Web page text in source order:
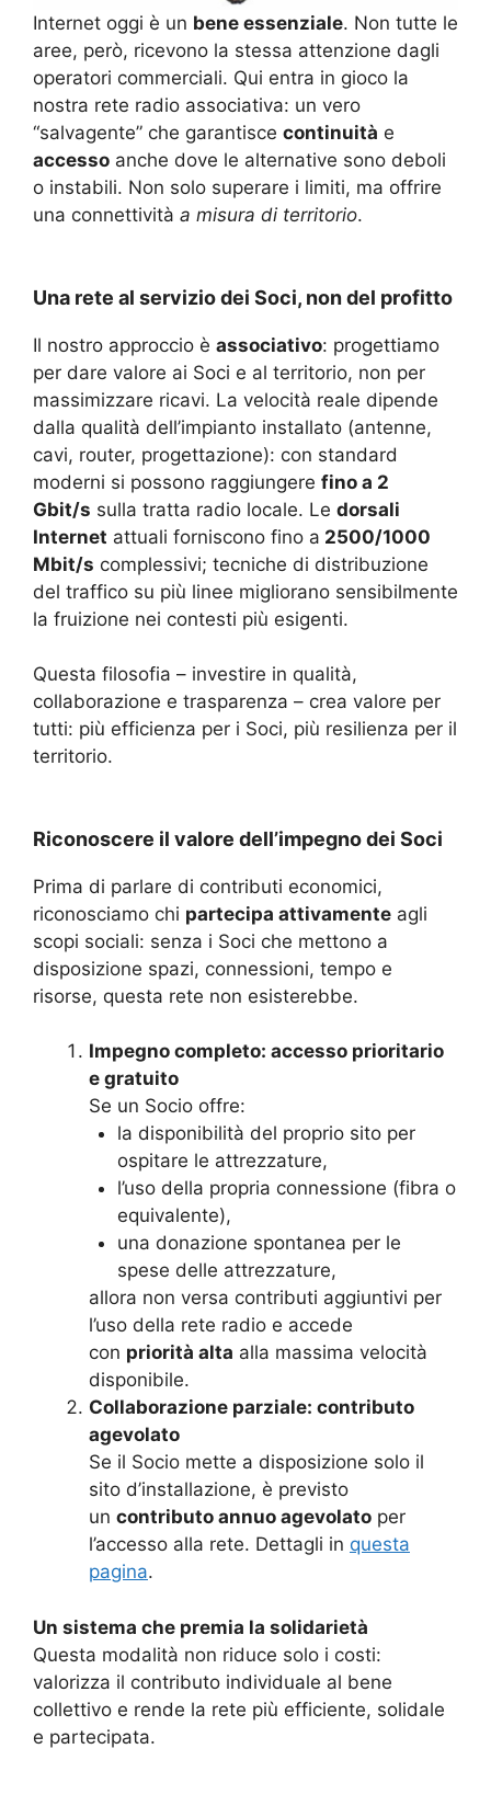
Internet oggi è un bene essenziale. Non tutte le
aree, però, ricevono la stessa attenzione dagli
operatori commerciali. Qui entra in gioco la
nostra rete radio associativa: un vero
“salvagente” che garantisce continuità e
accesso anche dove le alternative sono deboli
o instabili. Non solo superare i limiti, ma offrire
una connettività a misura di territorio.
Una rete al servizio dei Soci, non del profitto
Il nostro approccio è associativo: progettiamo
per dare valore ai Soci e al territorio, non per
massimizzare ricavi. La velocità reale dipende
dalla qualità dell’impianto installato (antenne,
cavi, router, progettazione): con standard
moderni si possono raggiungere fino a 2
Gbit/s sulla tratta radio locale. Le dorsali
Internet attuali forniscono fino a 2500/1000
Mbit/s complessivi; tecniche di distribuzione
del traffico su più linee migliorano sensibilmente
la fruizione nei contesti più esigenti.
Questa filosofia – investire in qualità,
collaborazione e trasparenza – crea valore per
tutti: più efficienza per i Soci, più resilienza per il
territorio.
Riconoscere il valore dell’impegno dei Soci
Prima di parlare di contributi economici,
riconosciamo chi partecipa attivamente agli
scopi sociali: senza i Soci che mettono a
disposizione spazi, connessioni, tempo e
risorse, questa rete non esisterebbe.
Impegno completo: accesso prioritario
e gratuito
Se un Socio offre:
la disponibilità del proprio sito per
ospitare le attrezzature,
l’uso della propria connessione (fibra o
equivalente),
una donazione spontanea per le
spese delle attrezzature,
allora non versa contributi aggiuntivi per
l’uso della rete radio e accede
con priorità alta alla massima velocità
disponibile.
Collaborazione parziale: contributo
agevolato
Se il Socio mette a disposizione solo il
sito d’installazione, è previsto
un contributo annuo agevolato per
l’accesso alla rete. Dettagli in questa
pagina.
Un sistema che premia la solidarietà
Questa modalità non riduce solo i costi:
valorizza il contributo individuale al bene
collettivo e rende la rete più efficiente, solidale
e partecipata.